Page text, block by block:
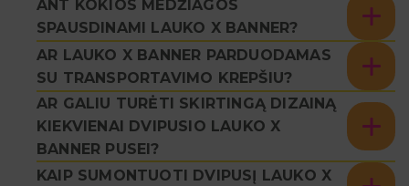
ANT KOKIOS MEDŽIAGOS
SPAUSDINAMI LAUKO X BANNER?
AR LAUKO X BANNER PARDUODAMAS
SU TRANSPORTAVIMO KREPŠIU?
AR GALIU TURĖTI SKIRTINGĄ DIZAINĄ
KIEKVIENAI DVIPUSIO LAUKO X
BANNER PUSEI?
KAIP SUMONTUOTI DVIPUSĮ LAUKO X